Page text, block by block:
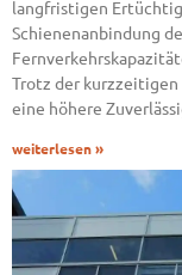
langfristigen
Schienenanbindung
Trotz der
eine höhere
weiterlesen »